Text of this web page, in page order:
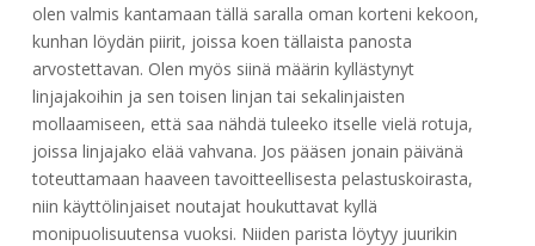
olen valmis kantamaan tällä saralla oman korteni kekoon,
kunhan löydän piirit, joissa koen tällaista panosta
arvostettavan. Olen myös siinä määrin kyllästynyt
linjajakoihin ja sen toisen linjan tai sekalinjaisten
mollaamiseen, että saa nähdä tuleeko itselle vielä rotuja,
joissa linjajako elää vahvana. Jos pääsen jonain päivänä
toteuttamaan haaveen tavoitteellisesta pelastuskoirasta,
niin käyttölinjaiset noutajat houkuttavat kyllä
monipuolisuutensa vuoksi. Niiden parista löytyy juurikin